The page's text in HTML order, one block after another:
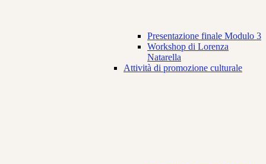
Presentazione finale Modulo 3
Workshop di Lorenza
Natarella
Attività di promozione culturale